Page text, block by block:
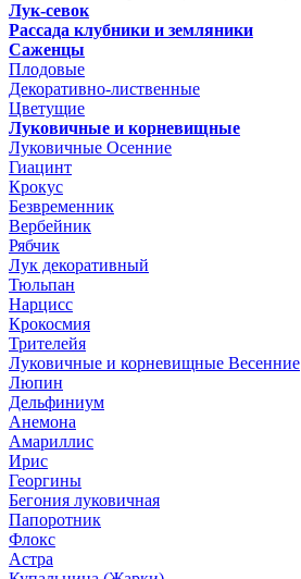
Лук-севок
Рассада клубники и земляники
Саженцы
Плодовые
Декоративно-лиственные
Цветущие
Луковичные и корневищные
Луковичные Осенние
Гиацинт
Крокус
Безвременник
Вербейник
Рябчик
Лук декоративный
Тюльпан
Нарцисс
Крокосмия
Трителейя
Луковичные и корневищные Весенние
Люпин
Дельфиниум
Анемона
Амариллис
Ирис
Георгины
Бегония луковичная
Папоротник
Флокс
Астра